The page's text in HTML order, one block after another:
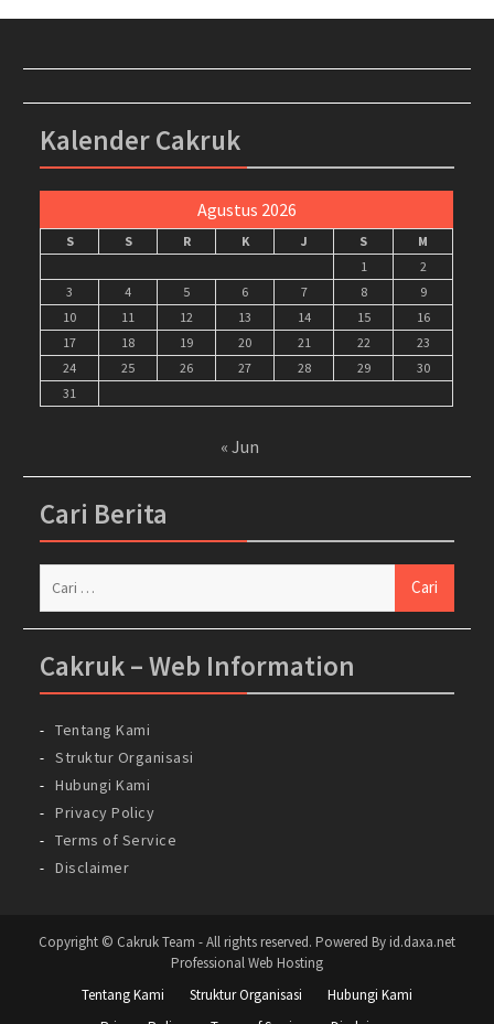
Kalender Cakruk
Agustus 2026
S S R K J S
M
1
2
3
4 5 6 7 8
9
10
11 12 13 14 15
16
17
18 19 20 21 22
23
24
25 26 27 28 29
30
31
« Jun
Cari Berita
Cakruk – Web Information
Tentang Kami
Struktur Organisasi
Hubungi Kami
Privacy Policy
Terms of Service
Disclaimer
Copyright © Cakruk Team - All rights reserved. Powered By id.daxa.net
Professional Web Hosting
Tentang Kami
Struktur Organisasi
Hubungi Kami